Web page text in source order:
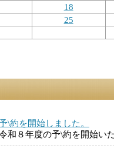
18
25
\約を開始しました。
和８年度の予\約を開始い